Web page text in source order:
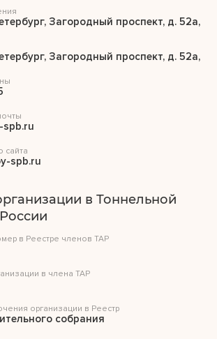
Загородный проспект, д. 52а,
Загородный проспект, д. 52а,
spb.ru
сайта
spb.ru
в Тоннельной
в Реестре членов ТАР
в члена ТАР
организации в Реестр
собрания